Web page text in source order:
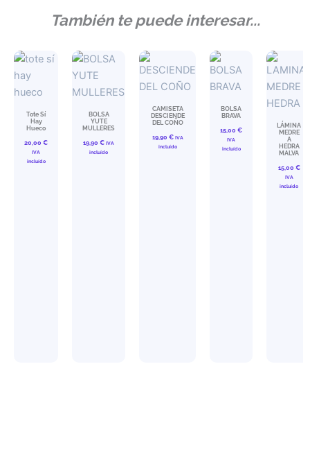
También te puede interesar...
Tote Sí
Hay
Hueco
20,00 €
IVA
incluído
BOLSA
YUTE
MULLERES
19,90 € IVA
incluído
CAMISETA
DESCIENDE
DEL COÑO
19,90 € IVA
incluído
BOLSA
BRAVA
15,00 €
IVA
incluído
LÁMINA
MEDRE
A
HEDRA
MALVA
15,00 €
IVA
incluído